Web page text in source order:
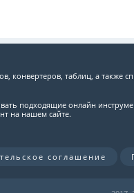
конвертеров, таблиц, а также
подходящие онлайн
на нашем сайте.
соглашение